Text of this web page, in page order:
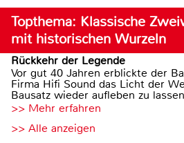
Topthema: Klassische
mit historischen Wurzeln
Rückkehr der Legende
Vor gut 40 Jahren erblickte der
Firma Hifi Sound das Licht der
Bausatz wieder aufleben zu
>> Mehr erfahren
>> Alle anzeigen